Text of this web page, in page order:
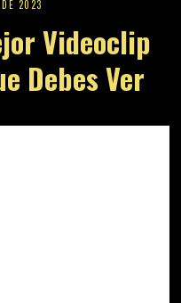
2023
Videoclip
Debes Ver